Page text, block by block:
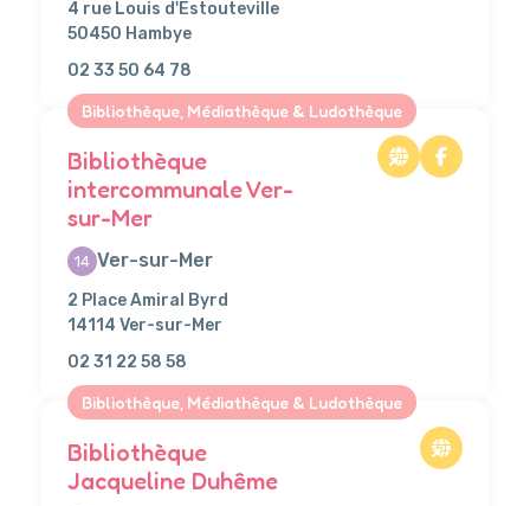
4 rue Louis d'Estouteville
50450 Hambye
02 33 50 64 78
Bibliothèque, Médiathèque & Ludothèque
Bibliothèque
intercommunale Ver-
sur-Mer
14 Ver-sur-Mer
2 Place Amiral Byrd
14114 Ver-sur-Mer
02 31 22 58 58
Bibliothèque, Médiathèque & Ludothèque
Bibliothèque
Jacqueline Duhême